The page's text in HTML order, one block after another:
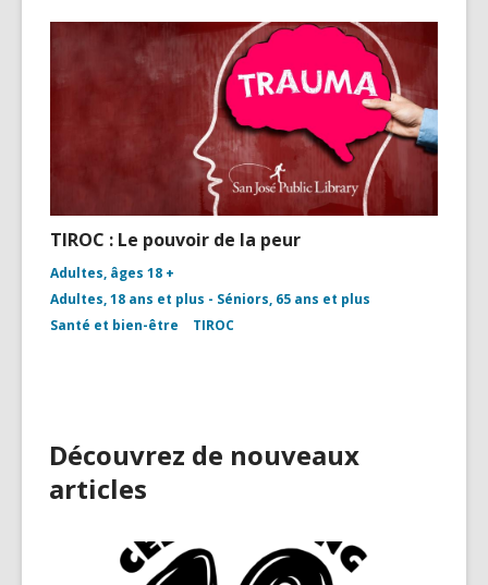
TIROC : Le pouvoir de la peur
Adultes, âges 18 +
Adultes, 18 ans et plus - Séniors, 65 ans et plus
Santé et bien-être
TIROC
Découvrez de nouveaux
articles